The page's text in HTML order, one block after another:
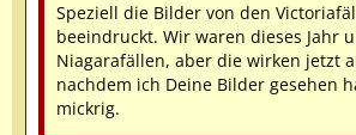
Speziell die Bilder von den
beeindruckt. Wir waren dieses Jahr
Niagarafällen, aber die wirken jetzt
nachdem ich Deine Bilder gesehen
mickrig.